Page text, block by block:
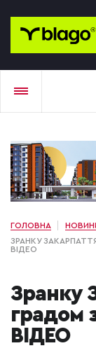
ГОЛОВНА
ЗРАНКУ
ВІДЕО
Зранку
градом
ВІДЕО